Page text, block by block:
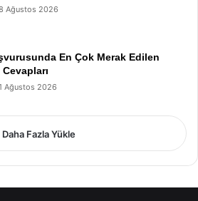
Ağustos 2026
En Çok Merak Edilen
Ağustos 2026
Daha Fazla Yükle